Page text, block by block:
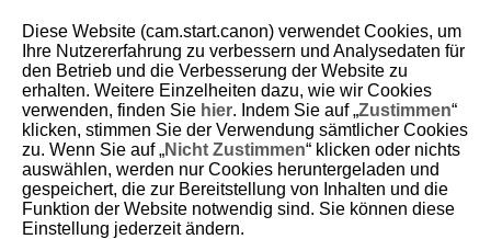
D388-179
Übertragen von Bildern auf einen
FTP-Server
Konfigurieren der FTP-Server-Verbindungseinstellungen
Diese Website (cam.start.canon) verwendet Cookies, um
Ihre Nutzererfahrung zu verbessern und Analysedaten für
den Betrieb und die Verbesserung der Website zu
erhalten. Weitere Einzelheiten dazu, wie wir Cookies
verwenden, finden Sie hier. Indem Sie auf „Zustimmen“
klicken, stimmen Sie der Verwendung sämtlicher Cookies
zu. Wenn Sie auf „Nicht Zustimmen“ klicken oder nichts
auswählen, werden nur Cookies heruntergeladen und
gespeichert, die zur Bereitstellung von Inhalten und die
Funktion der Website notwendig sind. Sie können diese
Einstellung jederzeit ändern.